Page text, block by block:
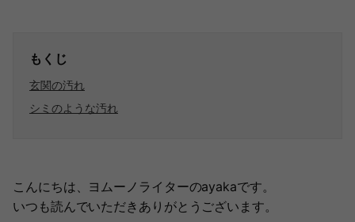
もくじ
玄関の汚れ
シミのような汚れ
こんにちは、ヨムーノライターのayakaです。
いつも読んでいただきありがとうございます。